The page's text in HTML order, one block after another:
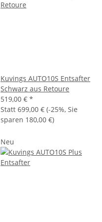
Kuvings AUTO10S Entsafter
Schwarz aus Retoure
519,00 € *
Statt 699,00 € (-25%, Sie
sparen 180,00 €)
Neu